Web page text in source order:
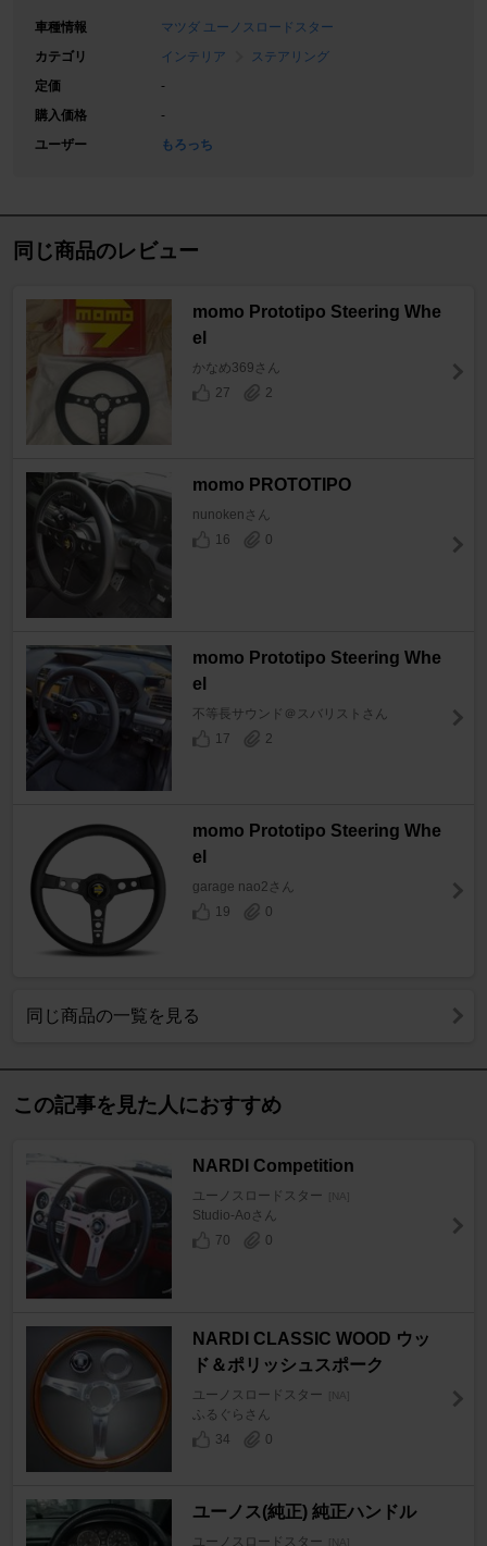
車種情報
マツダ ユーノスロードスター
カテゴリ
インテリア
ステアリング
定価
-
購入価格
-
ユーザー
もろっち
同じ商品のレビュー
momo Prototipo Steering Whe
el
かなめ369さん
27
2
momo PROTOTIPO
nunokenさん
16
0
momo Prototipo Steering Whe
el
不等長サウンド＠スバリストさん
17
2
momo Prototipo Steering Whe
el
garage nao2さん
19
0
同じ商品の一覧を見る
この記事を見た人におすすめ
NARDI Competition
ユーノスロードスター [NA]
Studio-Aoさん
70
0
NARDI CLASSIC WOOD ウッ
ド＆ポリッシュスポーク
ユーノスロードスター [NA]
ふるぐらさん
34
0
ユーノス(純正) 純正ハンドル
ユーノスロードスター [NA]